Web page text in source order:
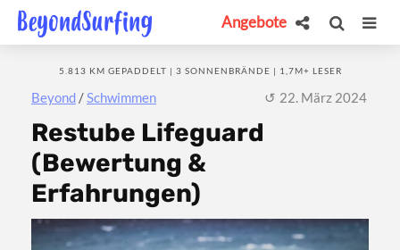
Angebote
Beyond /Schwimmen
5.813 KM GEPADDELT | 3 SONNENBRÄNDE | 1,7M+ LESER
22. März 2024
Restube Lifeguard
(Bewertung &
Erfahrungen)